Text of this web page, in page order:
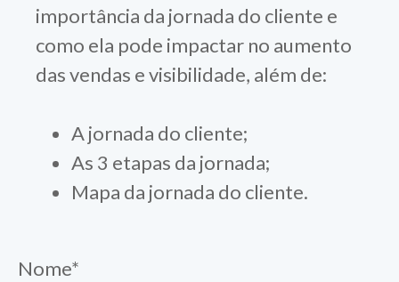
importância da jornada do cliente e
como ela pode impactar no aumento
das vendas e visibilidade, além de:
A jornada do cliente;
As 3 etapas da jornada;
Mapa da jornada do cliente.
Nome*